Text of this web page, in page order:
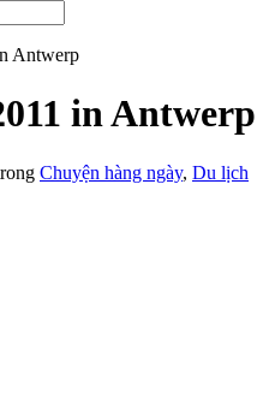
Antwerp
in Antwerp
Chuyện hàng ngày, Du lịch